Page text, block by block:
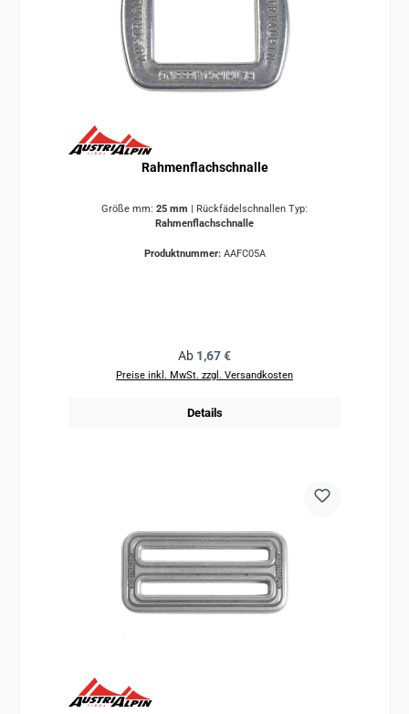
Rahmenflachschnalle
Größe mm: 25 mm | Rückfädelschnallen Typ:
Rahmenflachschnalle
Produktnummer: AAFC05A
Regulärer Preis:
Ab 1,67 €
Preise inkl. MwSt. zzgl. Versandkosten
Details